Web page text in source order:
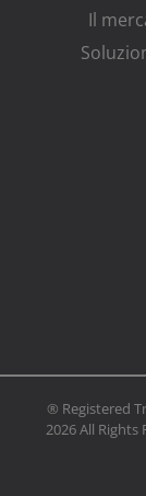
Il
® Registered
2026 All Rights